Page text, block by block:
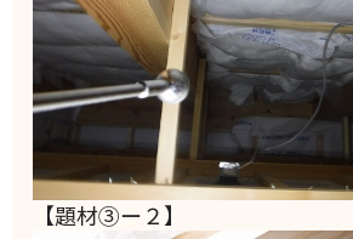
【題材③ー２】